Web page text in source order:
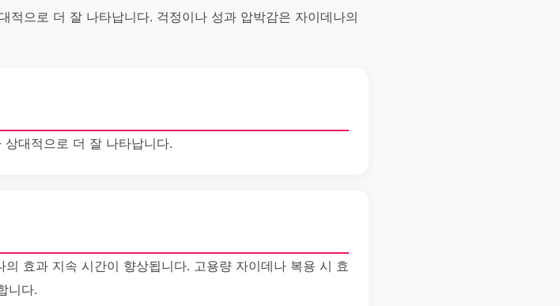
으로 더 잘 나타납니다. 걱정이나 성과 압박감은 자이데나의
대적으로 더 잘 나타납니다.
효과 지속 시간이 향상됩니다. 고용량 자이데나 복용 시 효
니다.